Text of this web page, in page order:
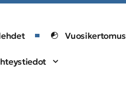
Vuosikertomus